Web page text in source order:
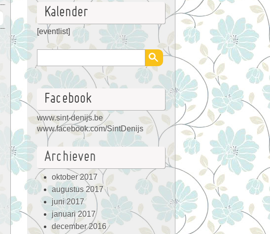
Kalender
[eventlist]
Facebook
www.sint-denijs.be
www.facebook.com/SintDenijs
Archieven
oktober 2017
augustus 2017
juni 2017
januari 2017
december 2016